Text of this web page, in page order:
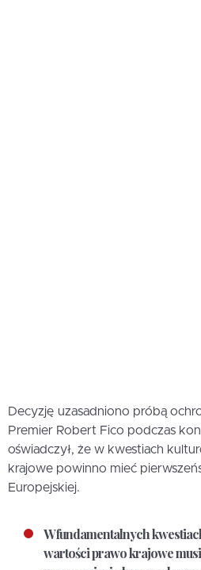
Decyzję uzasadniono próbą
Premier Robert Fico podczas
oświadczył, że w kwestiach
krajowe powinno mieć
Europejskiej.
W fundamentalnych
wartości prawo krajowe